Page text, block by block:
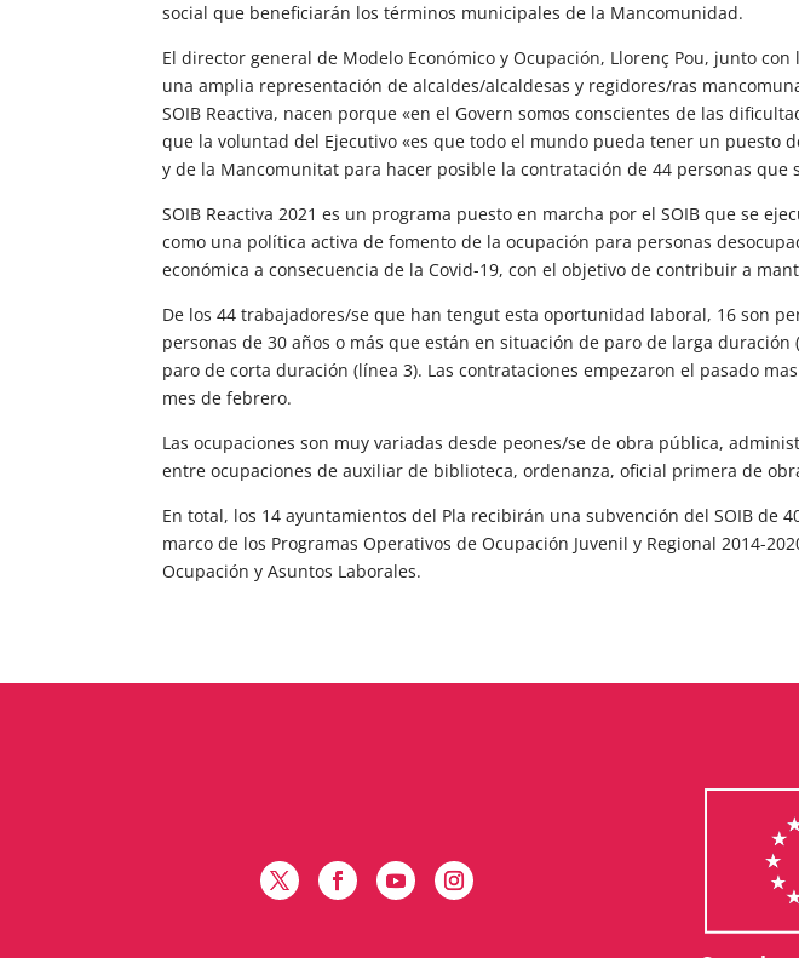
social que beneficiarán los términos municipales de la Mancomunidad.
El director general de Modelo Económico y Ocupación, Llorenç Pou, junto
una amplia representación de alcaldes/alcaldesas y regidores/ras
SOIB Reactiva, nacen porque «en el Govern somos conscientes de las
que la voluntad del Ejecutivo «es que todo el mundo pueda tener un puesto
y de la Mancomunitat para hacer posible la contratación de 44 personas
SOIB Reactiva 2021 es un programa puesto en marcha por el SOIB que se
como una política activa de fomento de la ocupación para personas
económica a consecuencia de la Covid-19, con el objetivo de contribuir a
De los 44 trabajadores/se que han tengut esta oportunidad laboral, 16 son
personas de 30 años o más que están en situación de paro de larga
paro de corta duración (línea 3). Las contrataciones empezaron el pasado
mes de febrero.
Las ocupaciones son muy variadas desde peones/se de obra pública,
entre ocupaciones de auxiliar de biblioteca, ordenanza, oficial primera de
En total, los 14 ayuntamientos del Pla recibirán una subvención del SOIB de
marco de los Programas Operativos de Ocupación Juvenil y Regional 2014-
Ocupación y Asuntos Laborales.